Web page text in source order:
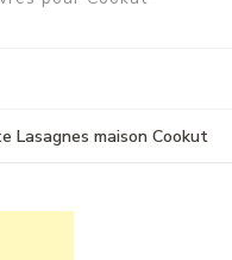
Lasagnes maison Cookut